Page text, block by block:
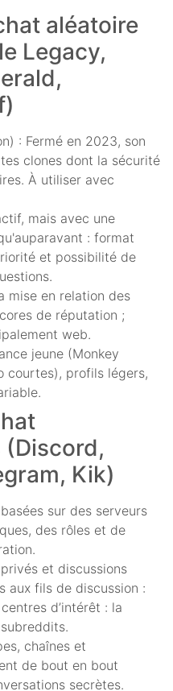
aléatoire
Legacy,
: Fermé en 2023, son
clones dont la sécurité
À utiliser avec
mais avec une
: format
et possibilité de
mise en relation des
de réputation ;
web.
jeune (Monkey
courtes), profils légers,
Kik)
sur des serveurs
des rôles et de
et discussions
aux fils de discussion :
d’intérêt : la
chaînes et
de bout en bout
secrètes.